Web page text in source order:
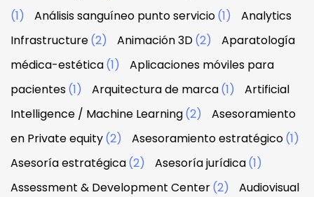
(1)
Análisis sanguíneo punto servicio(1)
Analytics
Infrastructure(2) Animación 3D(2)
Aparatología
médica-estética(1)
Aplicaciones móviles para
pacientes(1) Arquitectura de marca(1)
Artificial
Intelligence / Machine Learning(2)
Asesoramiento
en Private equity(2) Asesoramiento estratégico(1)
Asesoría estratégica(2) Asesoría jurídica(1)
Assessment & Development Center(2)
Audiovisual